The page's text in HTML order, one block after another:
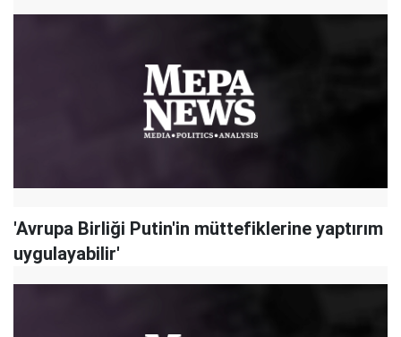
'Avrupa Birliği Putin'in müttefiklerine yaptırım
uygulayabilir'